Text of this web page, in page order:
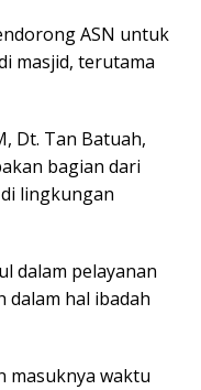
ASN untuk
masjid, terutama
Dt. Tan Batuah,
bagian dari
lingkungan
dalam pelayanan
dalam hal ibadah
masuknya waktu